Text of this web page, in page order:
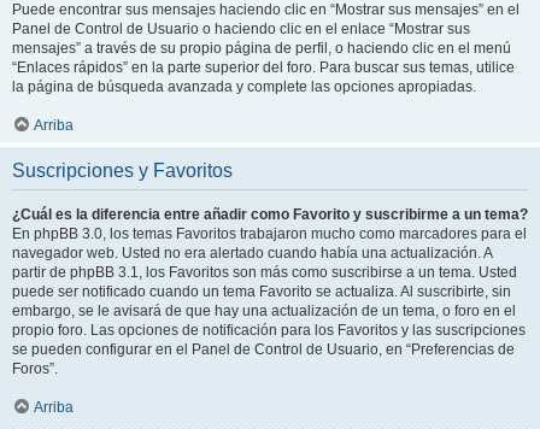
Puede encontrar sus mensajes haciendo clic en “Mostrar sus mensajes” en el
Panel de Control de Usuario o haciendo clic en el enlace “Mostrar sus
mensajes” a través de su propio página de perfil, o haciendo clic en el menú
“Enlaces rápidos” en la parte superior del foro. Para buscar sus temas, utilice
la página de búsqueda avanzada y complete las opciones apropiadas.
Arriba
Suscripciones y Favoritos
¿Cuál es la diferencia entre añadir como Favorito y suscribirme a un tema?
En phpBB 3.0, los temas Favoritos trabajaron mucho como marcadores para el
navegador web. Usted no era alertado cuando había una actualización. A
partir de phpBB 3.1, los Favoritos son más como suscribirse a un tema. Usted
puede ser notificado cuando un tema Favorito se actualiza. Al suscribirte, sin
embargo, se le avisará de que hay una actualización de un tema, o foro en el
propio foro. Las opciones de notificación para los Favoritos y las suscripciones
se pueden configurar en el Panel de Control de Usuario, en “Preferencias de
Foros”.
Arriba